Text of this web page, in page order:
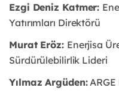
Ezgi Deniz Katmer:
Yatırımları Direktörü
Murat Eröz: Enerjisa
Sürdürülebilirlik Lideri
Yılmaz Argüden: